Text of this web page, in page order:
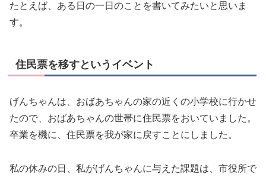
たとえば、ある日の一日のことを書いてみたいと思いま
す。
住民票を移すというイベント
げんちゃんは、おばあちゃんの家の近くの小学校に行かせ
たので、おばあちゃんの世帯に住民票をおいていました。
卒業を機に、住民票を我が家に戻すことにしました。
私の休みの日、私がげんちゃんに与えた課題は、市役所で